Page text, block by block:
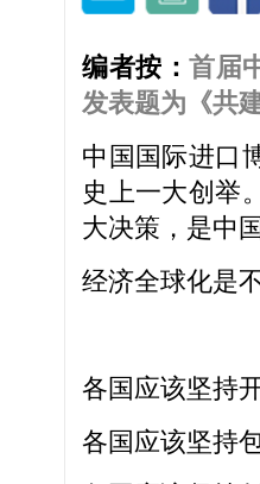
编者按：首届
发表题为《共
中国国际进口
史上一大创举
大决策，是中
经济全球化是
各国应该坚持
各国应该坚持